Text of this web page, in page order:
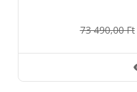
73 490,00 Ft